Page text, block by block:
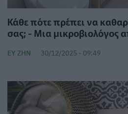
Κάθε πότε πρέπει να
σας; - Μια μικροβιολόγος
ΕΥ ΖΗΝ 30/12/2025 - 09:49